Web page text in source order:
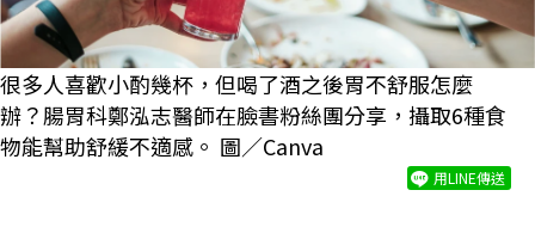
很多人喜歡小酌幾杯，但喝了酒之後胃不舒服怎麼
辦？腸胃科鄭泓志醫師在臉書粉絲團分享，攝取6種食
物能幫助舒緩不適感。 圖／Canva
用LINE傳送